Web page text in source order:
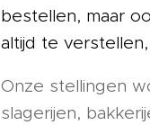
bestellen, maar
altijd te
Onze stellingen
slagerijen,